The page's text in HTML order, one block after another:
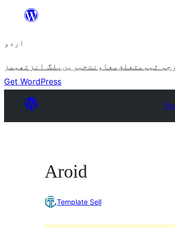
چھوڑیں
پر
اردو
تھیمز پلگ انز خبریںمعاونت متعلق ٹیم
Get WordPress
Aroid
Template Sell